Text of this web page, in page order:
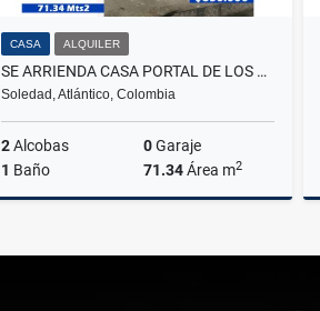
CASA ALQUILER
SE ARRIENDA CASA PORTAL DE LOS NOGALES - SOLEDAD
Soledad, Atlántico, Colombia
2Alcobas 0Garaje
1 Baño 71.34Área m2
$650.000